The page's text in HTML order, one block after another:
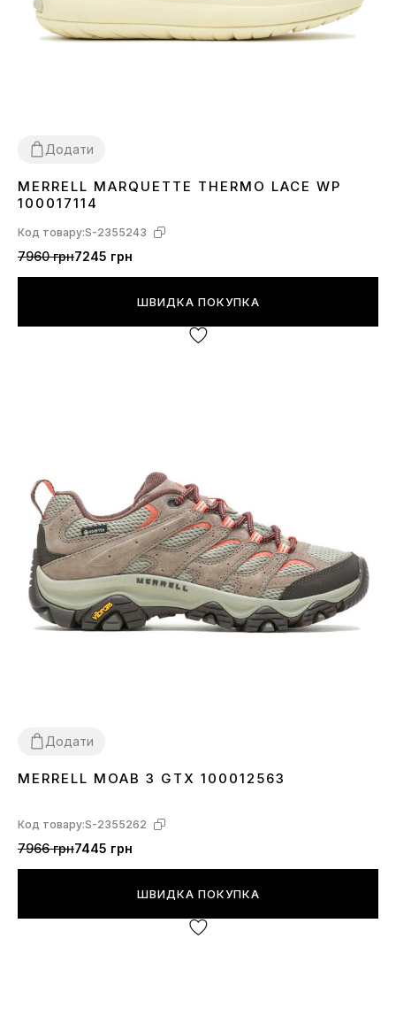
Додати
36
MERRELL MARQUETTE THERMO LACE WP
100017114
Код товару:S-2355243
7960 грн7245 грн
ШВИДКА ПОКУПКА
Додати
36
MERRELL MOAB 3 GTX 100012563
Код товару:S-2355262
7966 грн7445 грн
ШВИДКА ПОКУПКА